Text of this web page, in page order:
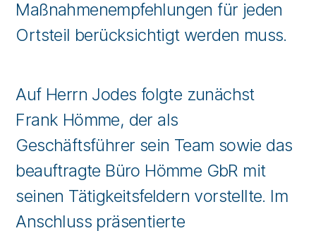
Maßnahmenempfehlungen für jeden
Ortsteil berücksichtigt werden muss.
Auf Herrn Jodes folgte zunächst
Frank Hömme, der als
Geschäftsführer sein Team sowie das
beauftragte Büro Hömme GbR mit
seinen Tätigkeitsfeldern vorstellte. Im
Anschluss präsentierte